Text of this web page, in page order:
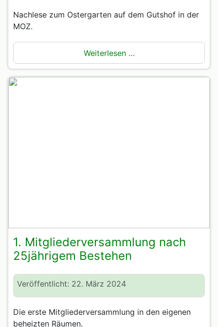
Nachlese zum Ostergarten auf dem Gutshof in der
MOZ.
Weiterlesen …
1. Mitgliederversammlung nach
25jährigem Bestehen
Veröffentlicht: 22. März 2024
Die erste Mitgliederversammlung in den eigenen
beheizten Räumen.